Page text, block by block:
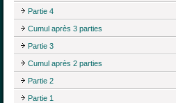
Partie 4
Cumul après 3 parties
Partie 3
Cumul après 2 parties
Partie 2
Partie 1